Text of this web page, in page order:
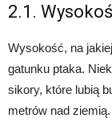
2.1.
Wysokość, na
gatunku ptaka.
sikory, które lubią
metrów nad